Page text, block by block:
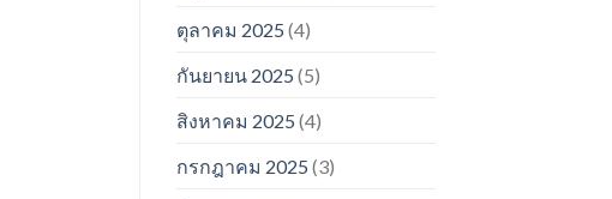
ตุลาคม 2025 (4)
กันยายน 2025 (5)
สิงหาคม 2025 (4)
กรกฎาคม 2025 (3)